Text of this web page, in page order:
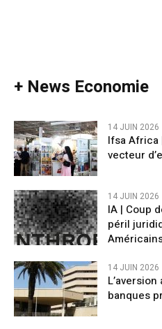
+ News Economie
14 JUIN 2026
Ifsa Africa
vecteur
14 JUIN 2026
IA | Coup
péril
14 JUIN 2026
banques